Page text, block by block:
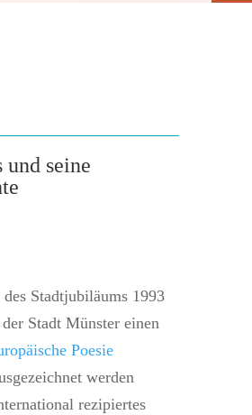
und seine
Stadtjubiläums 1993
Stadt Münster einen
Poesie
werden
rezipiertes